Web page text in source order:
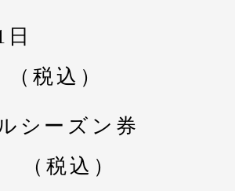
料 1日
税込）
ルシーズン券
（税込）